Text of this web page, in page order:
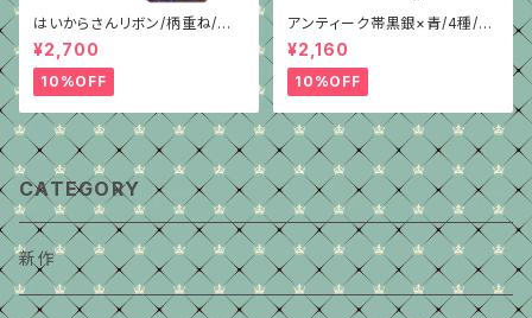
はいからさんリボン/柄重ね/抹
茶グリーン/4種/ちりめん
¥2,700
10%OFF
アンティーク帯黒銀×青/4種/ち
りめん/はいからさんリボン
¥2,160
10%OFF
CATEGORY
新作